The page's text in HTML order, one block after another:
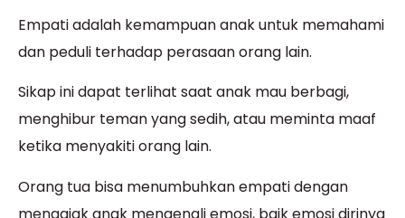
Empati adalah kemampuan anak untuk memahami
dan peduli terhadap perasaan orang lain.
Sikap ini dapat terlihat saat anak mau berbagi,
menghibur teman yang sedih, atau meminta maaf
ketika menyakiti orang lain.
Orang tua bisa menumbuhkan empati dengan
mengajak anak mengenali emosi, baik emosi dirinya